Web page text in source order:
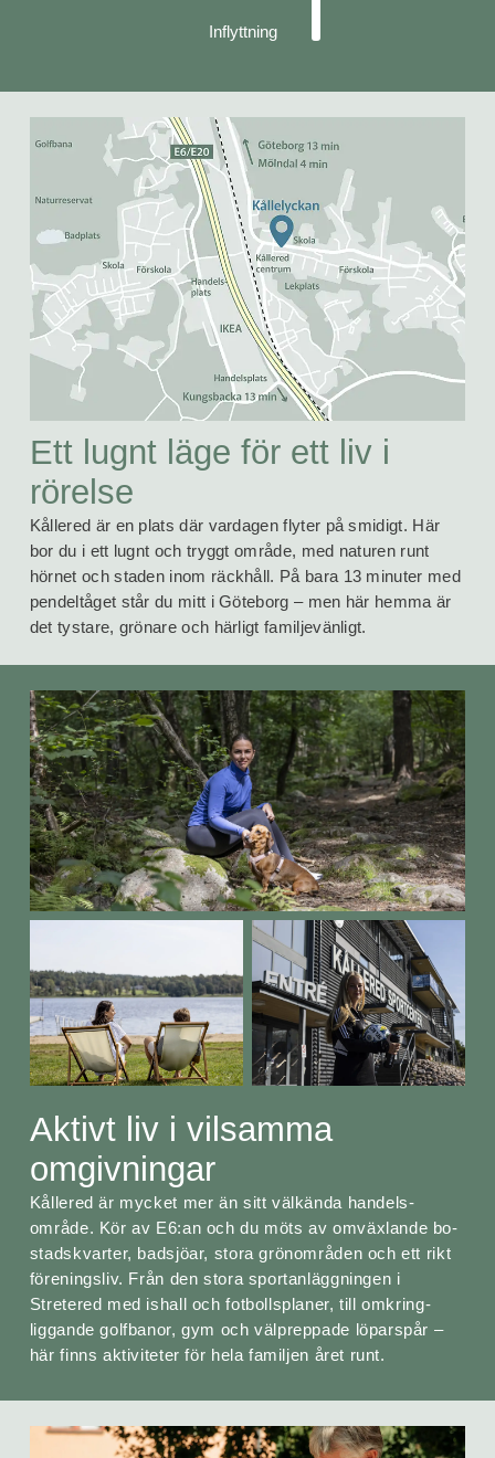
Inflyttning
Ett lugnt läge för ett liv i
rörelse
Kållered är en plats där var­dagen flyter på smidigt. Här
bor du i ett lugnt och tryggt område, med naturen runt
hörnet och staden inom räckhåll. På bara 13 minuter med
pendel­tåget står du mitt i Göteborg – men här hemma är
det tystare, grönare och härligt familje­vänligt.
Aktivt liv i vilsamma
omgivningar
Kållered är mycket mer än sitt väl­kända handels­
område. Kör av E6:an och du möts av om­växlande bo­
stads­kvarter, bad­sjöar, stora grön­områden och ett rikt
förenings­liv. Från den stora sport­anlägg­ningen i
Stretered med ishall och fot­bolls­planer, till om­kring­
liggande golf­banor, gym och väl­preppade löpar­spår –
här finns akti­viteter för hela familjen året runt.